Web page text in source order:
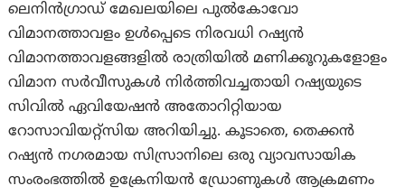
ലെനിൻഗ്രാഡ് മേഖലയിലെ പുൽകോവോ
വിമാനത്താവളം ഉൾപ്പെടെ നിരവധി റഷ്യൻ
വിമാനത്താവളങ്ങളിൽ രാത്രിയിൽ മണിക്കൂറുകളോളം
വിമാന സർവീസുകൾ നിർത്തിവച്ചതായി റഷ്യയുടെ
സിവിൽ ഏവിയേഷൻ അതോറിറ്റിയായ
റോസാവിയറ്റ്സിയ അറിയിച്ചു. കൂടാതെ, തെക്കൻ
റഷ്യൻ നഗരമായ സിസ്രാനിലെ ഒരു വ്യാവസായിക
സംരംഭത്തിൽ ഉക്രേനിയൻ ഡ്രോണുകൾ ആക്രമണം